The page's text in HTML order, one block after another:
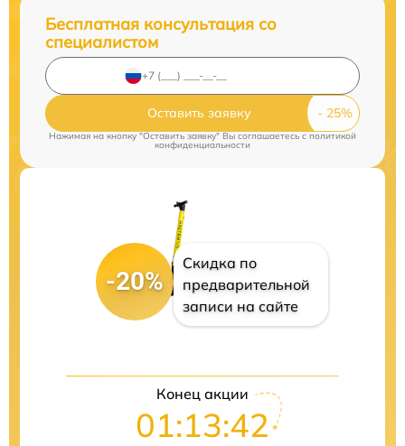
Бесплатная консультация со
специалистом
Оставить заявку
Нажимая на кнопку "Оставить заявку" Вы соглашаетесь cполитикой
конфиденциальности
-20%
Скидка по
предварительной
записи на сайте
Конец акции
01:13:41